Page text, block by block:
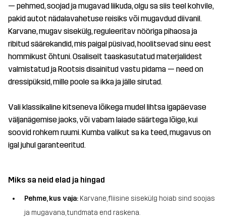
— pehmed, soojad ja mugavad liikuda, olgu sa siis teel kohvile,
pakid autot nädalavahetuse reisiks või mugavdud diivanil.
Karvane, mugav sisekülg, reguleeritav nööriga pihaosa ja
ribitud säärekandid, mis paigal püsivad, hoolitsevad sinu eest
hommikust õhtuni. Osaliselt taaskasutatud materjalidest
valmistatud ja Rootsis disainitud vastu pidama — need on
dressipüksid, mille poole sa ikka ja jälle sirutad.
Vali klassikaline kitseneva lõikega mudel lihtsa igapäevase
väljanägemise jaoks, või vabam laiade säärtega lõige, kui
soovid rohkem ruumi. Kumba valikut sa ka teed, mugavus on
igal juhul garanteeritud.
Miks sa neid elad ja hingad
Pehme, kus vaja: Karvane, fliisine sisekülg hoiab sind soojas
ja mugavana, tundmata end raskena.